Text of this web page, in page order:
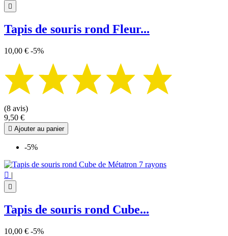

Tapis de souris rond Fleur...
10,00 € -5%
(8 avis)
9,50 €
 Ajouter au panier
-5%
 |

Tapis de souris rond Cube...
10,00 € -5%